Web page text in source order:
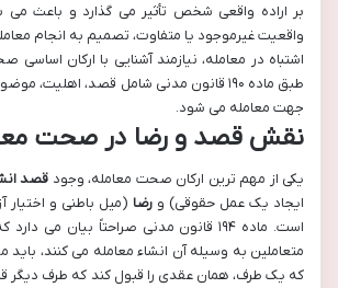
بر اراده واقعی شخص تأثیر می گذارد و باعث می
واقعیت غیرموجود یا متفاوت، تصمیم به انجام
اشتباه در معامله، نیازمند آشنایی با ارکان
طبق ماده ۱۹۰ قانون مدنی شامل قصد،
جهت معامله می شود.
نقش قصد و رضا در صحت
یکی از مهم ترین ارکان صحت معامله، وجود قصد
ایجاد یک عمل حقوقی) و رضا (میل باطنی و اختیار
است. ماده ۱۹۴ قانون مدنی صراحتاً بیان می
متعاملین به وسیله آن انشاء معامله می کنند، باید
که یک طرف، همان عقدی را قبول کند که طرف دیگر